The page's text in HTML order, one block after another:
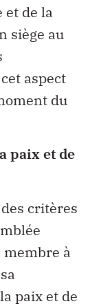
et de la
siège au
aspect
du
paix et de
critères
membre à
paix et de